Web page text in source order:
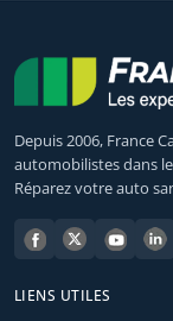
Depuis 2006, France
automobilistes dans
Réparez votre auto
LIENS UTILES